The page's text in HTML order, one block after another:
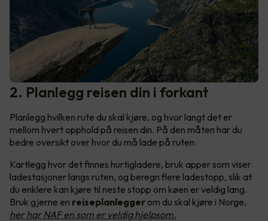
2. Planlegg reisen din i forkant
Planlegg hvilken rute du skal kjøre, og hvor langt det er
mellom hvert opphold på reisen din. På den måten har du
bedre oversikt over hvor du må lade på ruten.
Kartlegg hvor det finnes hurtigladere, bruk apper som viser
ladestasjoner langs ruten, og beregn flere ladestopp, slik at
du enklere kan kjøre til neste stopp om køen er veldig lang.
Bruk gjerne en reiseplanlegger om du skal kjøre i Norge,
her har NAF en som er veldig hjelpsom.